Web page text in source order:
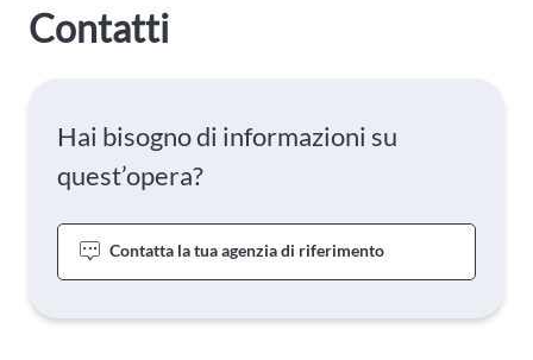
Contatti
Hai bisogno di informazioni su
quest’opera?
Contatta la tua agenzia di riferimento